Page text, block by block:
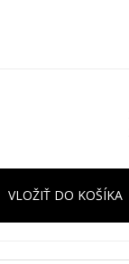
VLOŽIŤ DO KOŠÍKA